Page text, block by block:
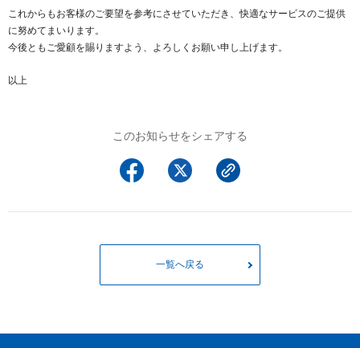
以下でもログイン可能
Google Yahoo!
以下でも登録可能
※AmazonはValue Domain Oneのアカウント作成画面へ遷移します
これからもお客様のご要望を参考にさせていただき、快適なサービスのご提供
に努めてまいります。
今後ともご愛顧を賜りますよう、よろしくお願い申し上げます。
以上
このお知らせをシェアする
一覧へ戻る